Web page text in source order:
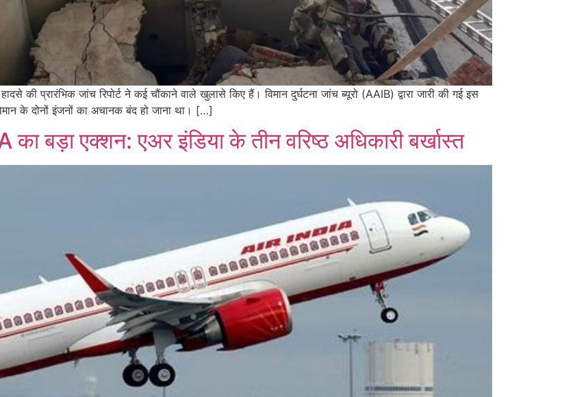
प्रारंभिक जांच रिपोर्ट ने कई चौंकाने वाले खुलासे किए हैं। विमान दुर्घटना जांच ब्यूरो (AAIB) द्वारा जारी की गई इस
के दोनों इंजनों का अचानक बंद हो जाना था। […]
का बड़ा एक्शन: एअर इंडिया के तीन वरिष्ठ अधिकारी बर्खास्त